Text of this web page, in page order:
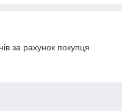
за рахунок покупця